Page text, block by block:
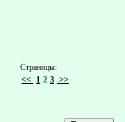
Страницы:
<< 1 2 3 >>